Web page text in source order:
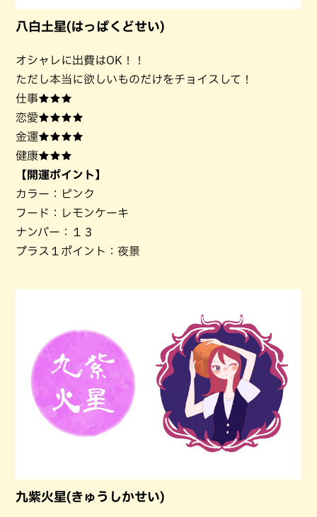
八白土星(はっぱくどせい)
オシャレに出費はOK！！
ただし本当に欲しいものだけをチョイスして！
仕事★★★
恋愛★★★★
金運★★★★
健康★★★
【開運ポイント】
カラー：ピンク
フード：レモンケーキ
ナンバー：１３
プラス１ポイント：夜景
九紫火星(きゅうしかせい)